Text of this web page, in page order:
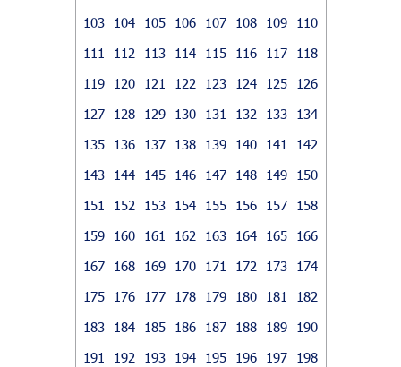
103
104 105 106 107 108 109
110
111
112 113 114 115 116 117
118
119
120 121 122 123 124 125
126
127
128 129 130 131 132 133
134
135
136 137 138 139 140 141
142
143
144 145 146 147 148 149
150
151
152 153 154 155 156 157
158
159
160 161 162 163 164 165
166
167
168 169 170 171 172 173
174
175
176 177 178 179 180 181
182
183
184 185 186 187 188 189
190
191
192 193 194 195 196 197
198